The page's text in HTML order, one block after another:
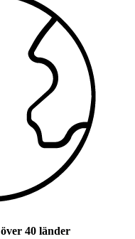
över 40 länder